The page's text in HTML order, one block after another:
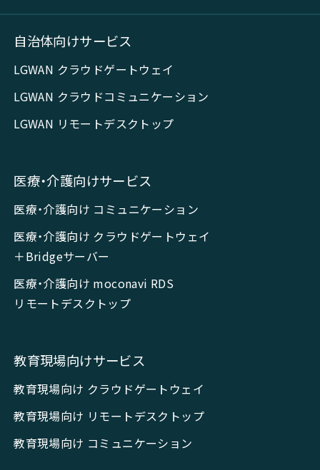
自治体向けサービス
LGWAN クラウドゲートウェイ
LGWAN クラウドコミュニケーション
LGWAN リモートデスクトップ
医療・介護向けサービス
医療・介護向け コミュニケーション
医療・介護向け クラウドゲートウェイ
＋Bridgeサーバー
医療・介護向け moconavi RDS
リモートデスクトップ
教育現場向けサービス
教育現場向け クラウドゲートウェイ
教育現場向け リモートデスクトップ
教育現場向け コミュニケーション